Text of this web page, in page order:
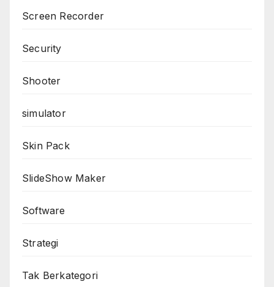
Screen Recorder
Security
Shooter
simulator
Skin Pack
SlideShow Maker
Software
Strategi
Tak Berkategori